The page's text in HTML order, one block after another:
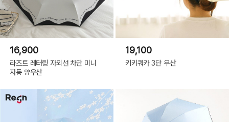
16,900
라즈트 레터링 자외선 차단 미니
자동 양우산
19,100
키키쿼카 3단 우산